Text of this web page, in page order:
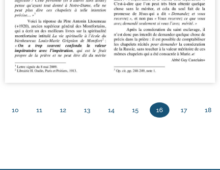
10 11 12 13 14 15 16 17 18